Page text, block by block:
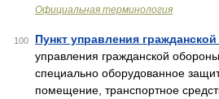
Официальная терминология
100 Пункт управления
управления гражданской
специально оборудованное
помещение, транспортное